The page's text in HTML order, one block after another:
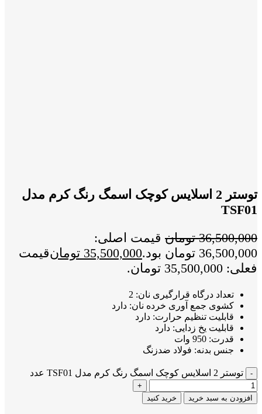
توستر 2 اسلایس کوچک اسمگ رنگ کرم مدل
TSF01
36,500,000 تومان قیمت اصلی:
36,500,000 تومان بود.
35,500,000 تومانقیمت
فعلی: 35,500,000 تومان.
تعداد درگاه قرارگیری نان: 2
کشوی جمع آوری خرده نان: دارد
قابلیت تنظیم حرارت: دارد
قابلیت یخ زدایی: دارد
قدرت: 950 وات
جنس بدنه: فولاد ضدزنگ
توستر 2 اسلایس کوچک اسمگ رنگ کرم مدل TSF01 عدد
افزودن به سبد خرید خرید کنید